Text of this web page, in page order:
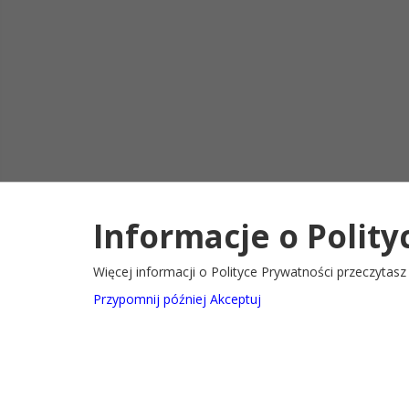
2022@ Oficjalny serwis internetowy Gminy Ryglice Deklaracja
Informacje o
Więcej informacji o Polityce Prywatności przeczytasz
Przypomnij później Akceptuj